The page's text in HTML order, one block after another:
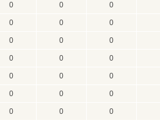
0 0 0
0 0 0
0 0 0
0 0 0
0 0 0
0 0 0
0 0 0